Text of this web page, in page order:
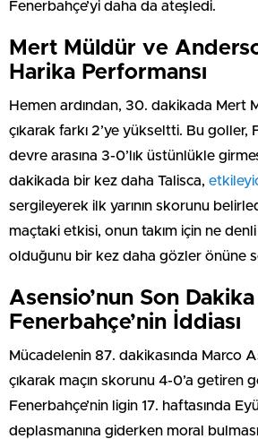
Fenerbahçe’yi daha da ateşledi.
Mert Müldür ve
Harika Performansı
Hemen ardından, 30. dakikada Mert
çıkarak farkı 2’ye yükseltti. Bu goller,
devre arasına 3-0’lık üstünlükle
dakikada bir kez daha Talisca,
sergileyerek ilk yarının skorunu
maçtaki etkisi, onun takım için ne
olduğunu bir kez daha gözler önüne
Asensio’nun Son
Fenerbahçe’nin İddiası
Mücadelenin 87. dakikasında Marco
çıkarak maçın skorunu 4-0’a getiren
Fenerbahçe’nin ligin 17. haftasında
deplasmanına giderken moral